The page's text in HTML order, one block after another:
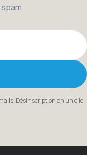
Désinscription en un clic